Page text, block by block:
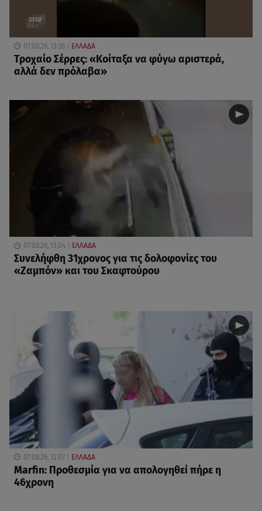
07.08.26, 13:36 ΕΛΛΑΔΑ
Τροχαίο Σέρρες: «Κοίταξα να φύγω αριστερά,
αλλά δεν πρόλαβα»
07.08.26, 13:04 ΕΛΛΑΔΑ
Συνελήφθη 31χρονος για τις δολοφονίες του
«Ζαμπόν» και του Σκαφτούρου
07.08.26, 12:07 ΕΛΛΑΔΑ
Marfin: Προθεσμία για να απολογηθεί πήρε η
46χρονη